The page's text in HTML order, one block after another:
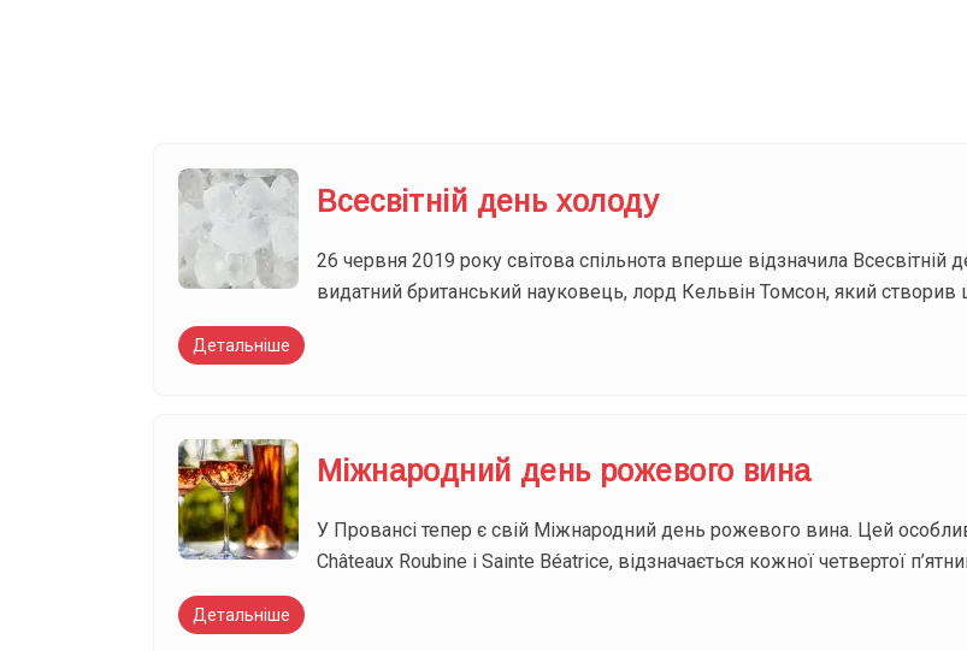
Всесвітній день холоду
26 червня 2019 року світова спільнота вперше відзначила
видатний британський науковець, лорд Кельвін Томсон, який створив
Детальніше
Міжнародний день рожевого вина
У Провансі тепер є свій Міжнародний день рожевого вина. Цей
Châteaux Roubine і Sainte Béatrice, відзначається кожної четвертої
Детальніше